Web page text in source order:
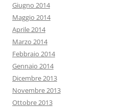
Giugno 2014
Maggio 2014
Aprile 2014
Marzo 2014
Febbraio 2014
Gennaio 2014
Dicembre 2013
Novembre 2013
Ottobre 2013